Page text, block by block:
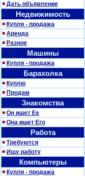
Дать объявление
Недвижимость
Купля - продажа
Аренда
Разное
Машины
Купля - продажа
Барахолка
Куплю
Продам
Знакомства
Он ищет Ее
Она ищет Его
Работа
Требуются
Ищу работу
Компьютеры
Купля - продажа